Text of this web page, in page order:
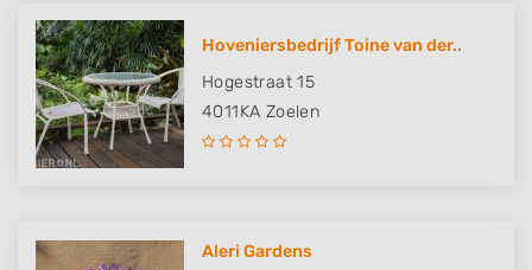
Hoveniersbedrijf Toine van der..
Hogestraat 15
4011KA Zoelen
Aleri Gardens